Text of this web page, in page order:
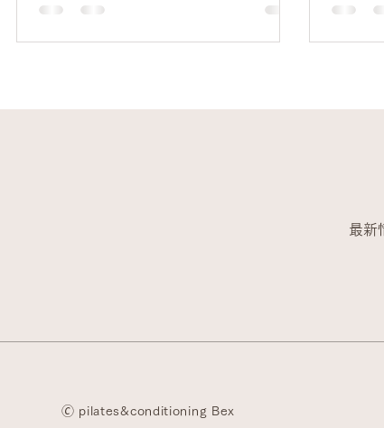
〇に効く運動」を試したのに、変化がな
変わら
最新
​🄫 pilates&conditioning Bex